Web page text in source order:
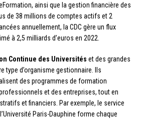
ainsi que la gestion financière des
de 38 millions de comptes actifs et 2
annuellement, la CDC gère un flux
à 2,5 milliards d’euros en 2022.
Continue des Universités et des grandes
type d’organisme gestionnaire. Ils
des programmes de formation
et des entreprises, tout en
et financiers. Par exemple, le service
Paris-Dauphine forme chaque